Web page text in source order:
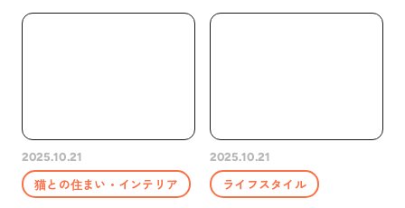
2025.10.21
猫との住まい・インテリア
2025.10.21
ライフスタイル